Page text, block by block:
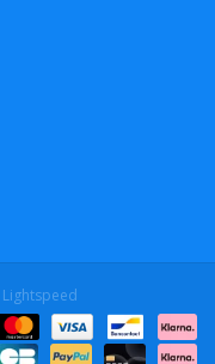
Lightspeed